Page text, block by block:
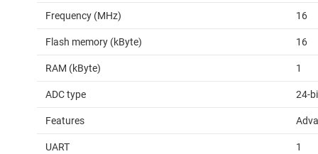
Frequency (MHz) 16
Flash memory (kByte) 16
RAM (kByte) 1
ADC type 24-
Features
UART 1